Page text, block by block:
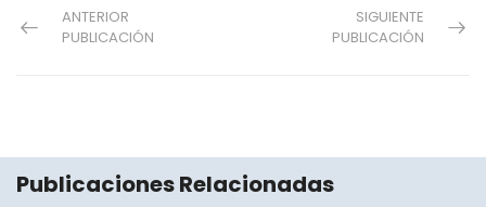
ANTERIOR
PUBLICACIÓN
SIGUIENTE
PUBLICACIÓN
Publicaciones Relacionadas